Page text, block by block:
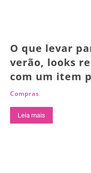
O que levar
verão, looks
com um item
Compras
Leia mais